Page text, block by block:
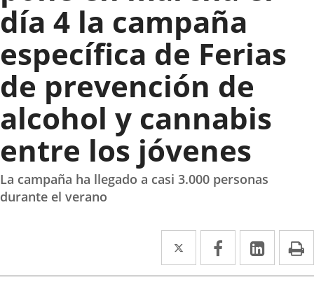
día 4 la campaña
específica de Ferias
de prevención de
alcohol y cannabis
entre los jóvenes
La campaña ha llegado a casi 3.000 personas
durante el verano
Twitter
Enlace
a
Facebook
Enlace
a
Enlace
a